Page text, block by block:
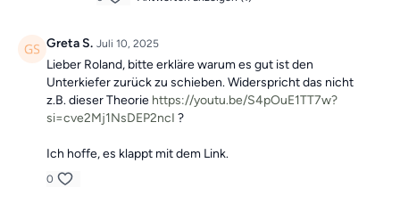
Greta S. Juli 10, 2025
Lieber Roland, bitte erkläre warum es gut ist den
Unterkiefer zurück zu schieben. Widerspricht das nicht
z.B. dieser Theorie https://youtu.be/S4pOuE1TT7w?
si=cve2Mj1NsDEP2ncI ?
Ich hoffe, es klappt mit dem Link.
0